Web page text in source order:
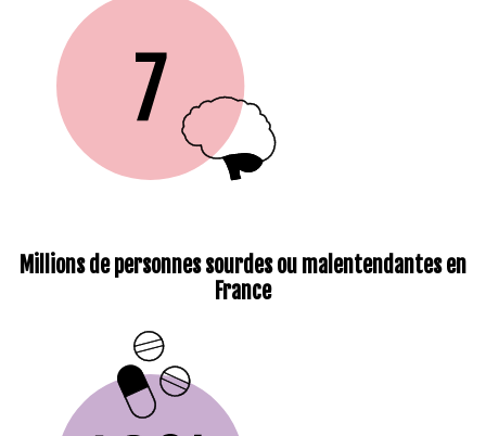
Millions de personnes sourdes ou malentendantes en
France